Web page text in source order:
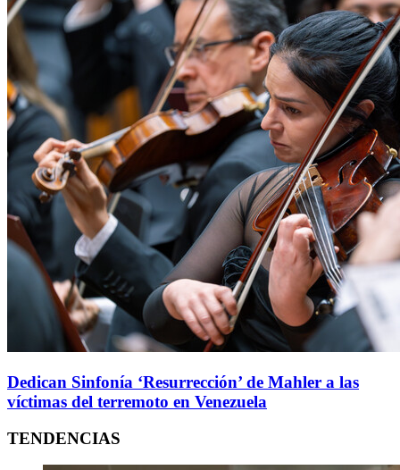
Dedican Sinfonía ‘Resurrección’ de Mahler a las
víctimas del terremoto en Venezuela
TENDENCIAS